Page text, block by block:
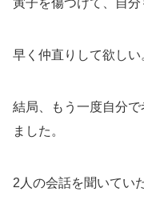
早く仲直りして欲しい
結局、もう一度自分
ました。
2人の会話を聞いてい